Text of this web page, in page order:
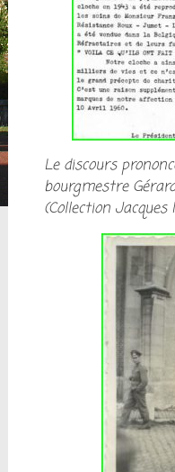
Le discours
bourgmestre
(Collection Jacques